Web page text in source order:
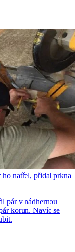
ho natřel, přidal prkna
pár v nádhernou
korun. Navíc se